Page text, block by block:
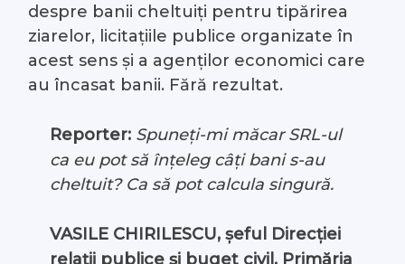
despre banii cheltuiți pentru tipărirea
ziarelor, licitațiile publice organizate în
acest sens și a agenților economici care
au încasat banii. Fără rezultat.
Reporter: Spuneți-mi măcar SRL-ul
ca eu pot să înțeleg câți bani s-au
cheltuit? Ca să pot calcula singură.
VASILE CHIRILESCU, șeful Direcției
relaţii publice și buget civil, Primăria